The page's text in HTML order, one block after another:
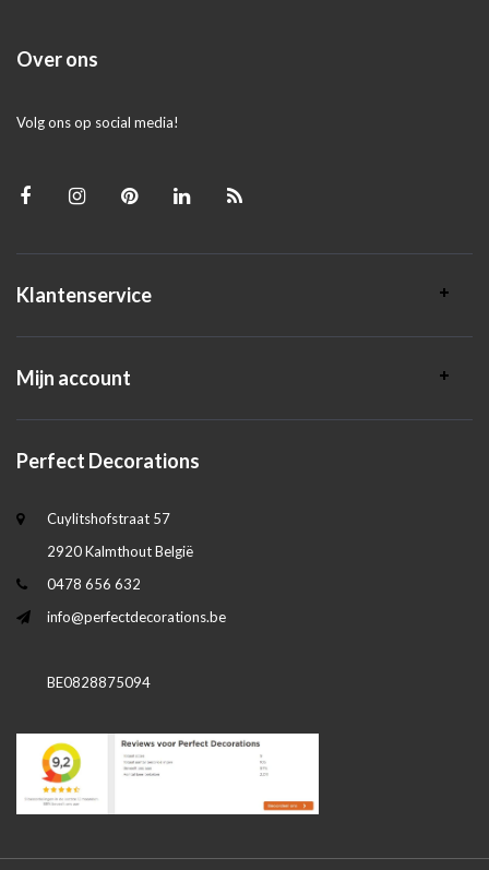
Over ons
Volg ons op social media!
Klantenservice
Mijn account
Perfect Decorations
Cuylitshofstraat 57
2920 Kalmthout België
0478 656 632
info@perfectdecorations.be
BE0828875094